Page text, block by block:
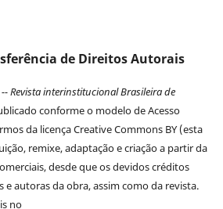
de Direitos Autorais
-- Revista interinstitucional Brasileira de
conforme o modelo de Acesso
da licença Creative Commons BY (esta
remixe, adaptação e criação a partir da
desde que os devidos créditos
e autoras da obra, assim como da revista.
no